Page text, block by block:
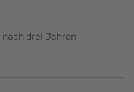
nach drei Jahren